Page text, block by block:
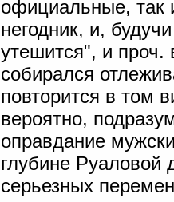
официальные, так
негодник, и,
утешится", и
собирался
повторится в том
вероятно,
оправдание
глубине Руаловой
серьезных